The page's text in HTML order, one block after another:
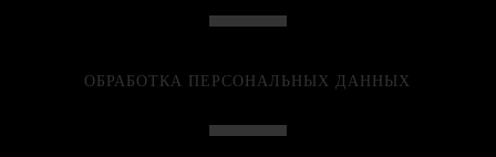
ОБРАБОТКА ПЕРСОНАЛЬНЫХ ДАННЫХ